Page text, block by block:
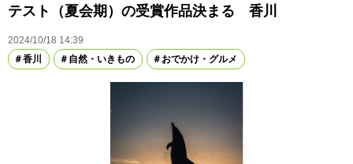
テスト（夏会期）の受賞作品決まる 香川
2024/10/18 14:39
香川
自然・いきもの おでかけ・グルメ